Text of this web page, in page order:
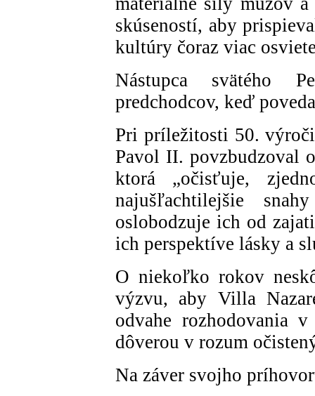
skúseností, aby
kultúry čoraz viac
Nástupca svätého
predchodcov, keď
Pri príležitosti 50.
Pavol II. povzbudzoval
ktorá „očisťuje,
najušľachtilejšie
oslobodzuje ich od
ich perspektíve lásky a
O niekoľko rokov
výzvu, aby Villa
odvahe rozhodovania
dôverou v rozum
Na záver svojho